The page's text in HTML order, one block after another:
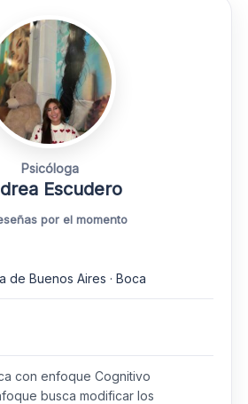
Psicóloga
Escudero
por el momento
de Buenos Aires · Boca
con enfoque Cognitivo
busca modificar los